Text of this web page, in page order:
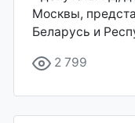
Москвы,
Беларусь и
2 799